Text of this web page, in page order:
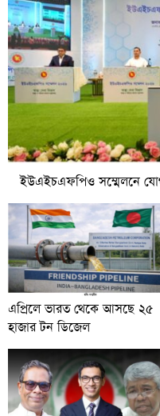
ইউএইচএফপিও সম্মেলনে যোগ
এপ্রিলে ভারত থেকে আসছে ২৫
হাজার টন ডিজেল